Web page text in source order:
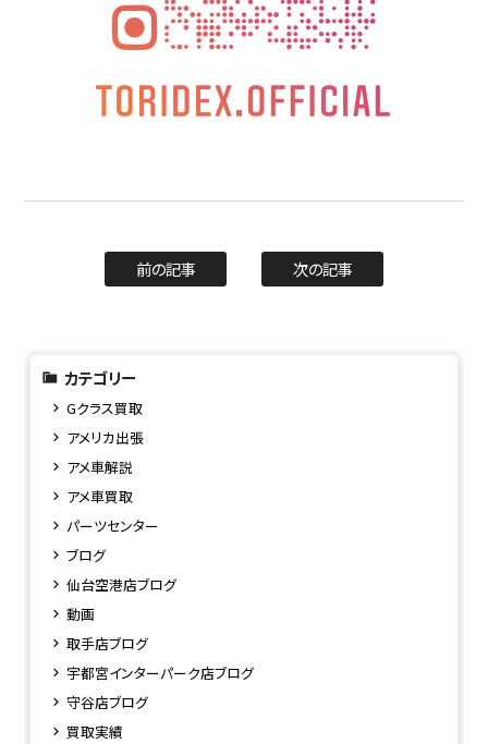
前の記事 次の記事
カテゴリー
Gクラス買取
アメリカ出張
アメ車解説
アメ車買取
パーツセンター
ブログ
仙台空港店ブログ
動画
取手店ブログ
宇都宮インターパーク店ブログ
守谷店ブログ
買取実績